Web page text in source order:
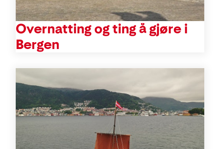
Overnatting og ting å gjøre i
Bergen